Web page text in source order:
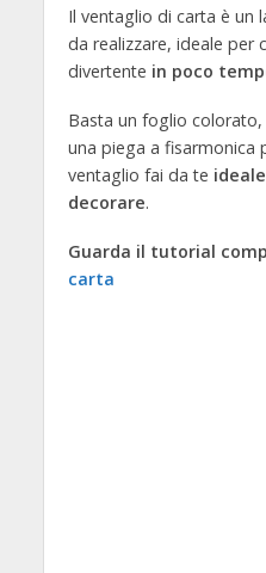
Il ventaglio di carta è un
da realizzare, ideale per
divertente in poco
Basta un foglio
una piega a fisarmonica
ventaglio fai da te
decorare.
Guarda il tutorial
carta